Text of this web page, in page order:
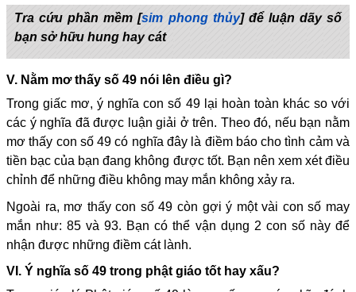
Tra cứu phần mềm [sim phong thủy] để luận dãy số
bạn sở hữu hung hay cát
V. Nằm mơ thấy số 49 nói lên điều gì?
Trong giấc mơ, ý nghĩa con số 49 lại hoàn toàn khác so với
các ý nghĩa đã được luận giải ở trên. Theo đó, nếu bạn nằm
mơ thấy con số 49 có nghĩa đây là điềm báo cho tình cảm và
tiền bạc của bạn đang không được tốt. Bạn nên xem xét điều
chỉnh để những điều không may mắn không xảy ra.
Ngoài ra, mơ thấy con số 49 còn gợi ý một vài con số may
mắn như: 85 và 93. Bạn có thể vận dụng 2 con số này để
nhận được những điềm cát lành.
VI. Ý nghĩa số 49 trong phật giáo tốt hay xấu?